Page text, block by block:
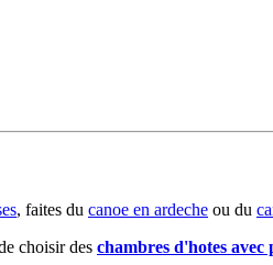
, faites du canoe en ardeche ou du
choisir des chambres d'hotes avec